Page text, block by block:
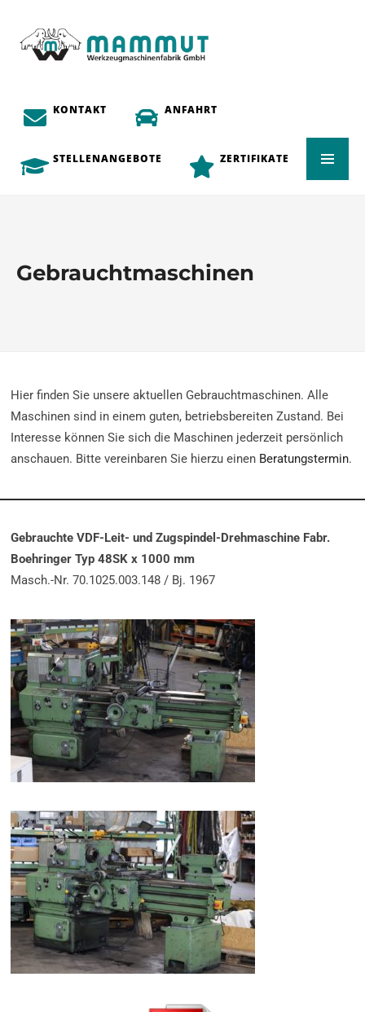
KONTAKT ANFAHRT
STELLENANGEBOTE ZERTIFIKATE
Gebrauchtmaschinen
Hier finden Sie unsere aktuellen Gebrauchtmaschinen. Alle
Maschinen sind in einem guten, betriebsbereiten Zustand. Bei
Interesse können Sie sich die Maschinen jederzeit persönlich
anschauen. Bitte vereinbaren Sie hierzu einen Beratungstermin.
Gebrauchte VDF-Leit- und Zugspindel-Drehmaschine Fabr.
Boehringer Typ 48SK x 1000 mm
Masch.-Nr. 70.1025.003.148 / Bj. 1967